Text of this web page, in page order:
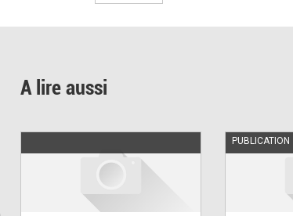
A lire aussi
PUBLICATION